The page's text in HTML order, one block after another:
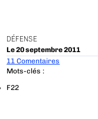
DÉFENSE
Le 20 septembre 2011
11 Comentaires
Mots-clés :
F22